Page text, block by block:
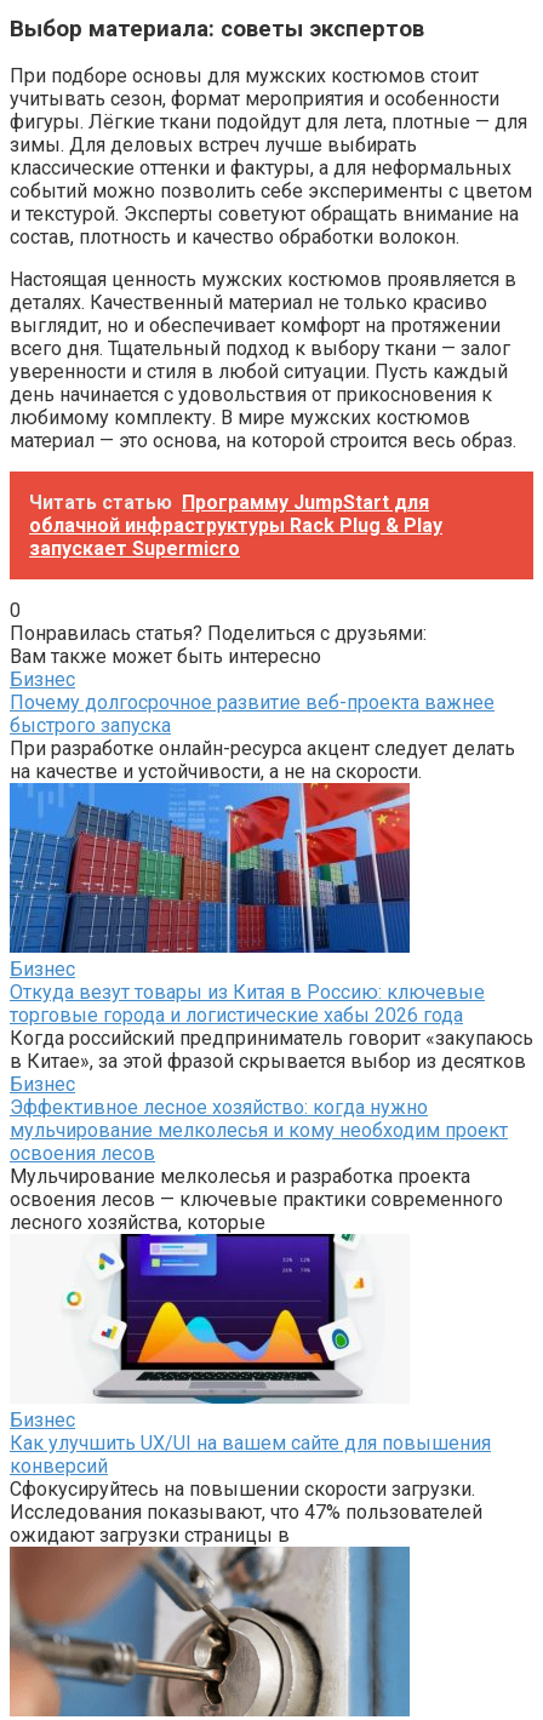
Выбор материала: советы экспертов
При подборе основы для мужских костюмов стоит
учитывать сезон, формат мероприятия и особенности
фигуры. Лёгкие ткани подойдут для лета, плотные — для
зимы. Для деловых встреч лучше выбирать
классические оттенки и фактуры, а для неформальных
событий можно позволить себе эксперименты с цветом
и текстурой. Эксперты советуют обращать внимание на
состав, плотность и качество обработки волокон.
Настоящая ценность мужских костюмов проявляется в
деталях. Качественный материал не только красиво
выглядит, но и обеспечивает комфорт на протяжении
всего дня. Тщательный подход к выбору ткани — залог
уверенности и стиля в любой ситуации. Пусть каждый
день начинается с удовольствия от прикосновения к
любимому комплекту. В мире мужских костюмов
материал — это основа, на которой строится весь образ.
Читать статью Программу JumpStart для
облачной инфраструктуры Rack Plug & Play
запускает Supermicro
0
Понравилась статья? Поделиться с друзьями:
Вам также может быть интересно
Бизнес
Почему долгосрочное развитие веб-проекта важнее
быстрого запуска
При разработке онлайн-ресурса акцент следует делать
на качестве и устойчивости, а не на скорости.
Бизнес
Откуда везут товары из Китая в Россию: ключевые
торговые города и логистические хабы 2026 года
Когда российский предприниматель говорит «закупаюсь
в Китае», за этой фразой скрывается выбор из десятков
Бизнес
Эффективное лесное хозяйство: когда нужно
мульчирование мелколесья и кому необходим проект
освоения лесов
Мульчирование мелколесья и разработка проекта
освоения лесов — ключевые практики современного
лесного хозяйства, которые
Бизнес
Как улучшить UX/UI на вашем сайте для повышения
конверсий
Сфокусируйтесь на повышении скорости загрузки.
Исследования показывают, что 47% пользователей
ожидают загрузки страницы в